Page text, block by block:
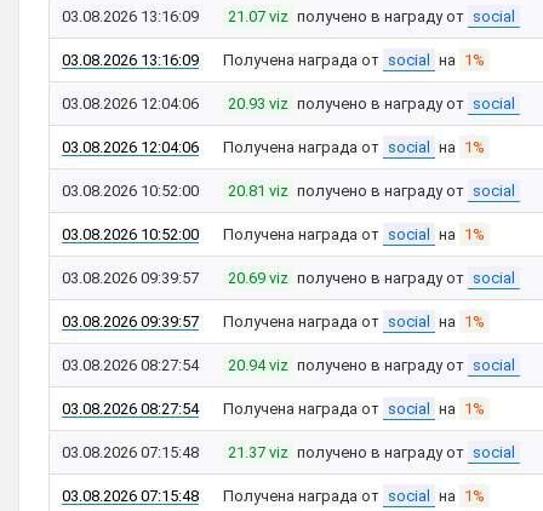
03.08.2026 13:16:09 21.07 viz получено в награду от social
03.08.2026 13:16:09 Получена награда от social на 1%
03.08.2026 12:04:06 20.93 viz получено в награду от social
03.08.2026 12:04:06 Получена награда от social на 1%
03.08.2026 10:52:00 20.81 viz получено в награду от social
03.08.2026 10:52:00 Получена награда от social на 1%
03.08.2026 09:39:57 20.69 viz получено в награду от social
03.08.2026 09:39:57 Получена награда от social на 1%
03.08.2026 08:27:54 20.94 viz получено в награду от social
03.08.2026 08:27:54 Получена награда от social на 1%
03.08.2026 07:15:48 21.37 viz получено в награду от social
03.08.2026 07:15:48 Получена награда от social на 1%